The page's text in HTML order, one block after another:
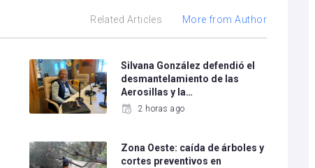
Related Articles More from Author
Silvana González defendió el
desmantelamiento de las
Aerosillas y la…
2 horas ago
Zona Oeste: caída de árboles y
cortes preventivos en